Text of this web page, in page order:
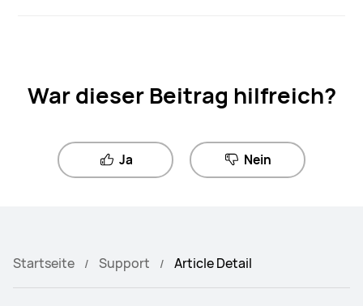
War dieser Beitrag hilfreich?
Ja Nein
Startseite Support Article Detail